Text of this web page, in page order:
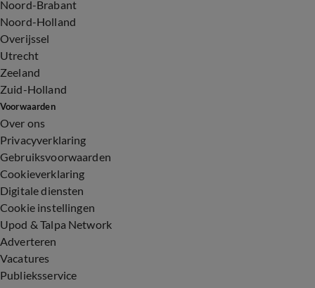
Noord-Brabant
Noord-Holland
Overijssel
Utrecht
Zeeland
Zuid-Holland
Voorwaarden
Over ons
Privacyverklaring
Gebruiksvoorwaarden
Cookieverklaring
Digitale diensten
Cookie instellingen
Upod & Talpa Network
Adverteren
Vacatures
Publieksservice